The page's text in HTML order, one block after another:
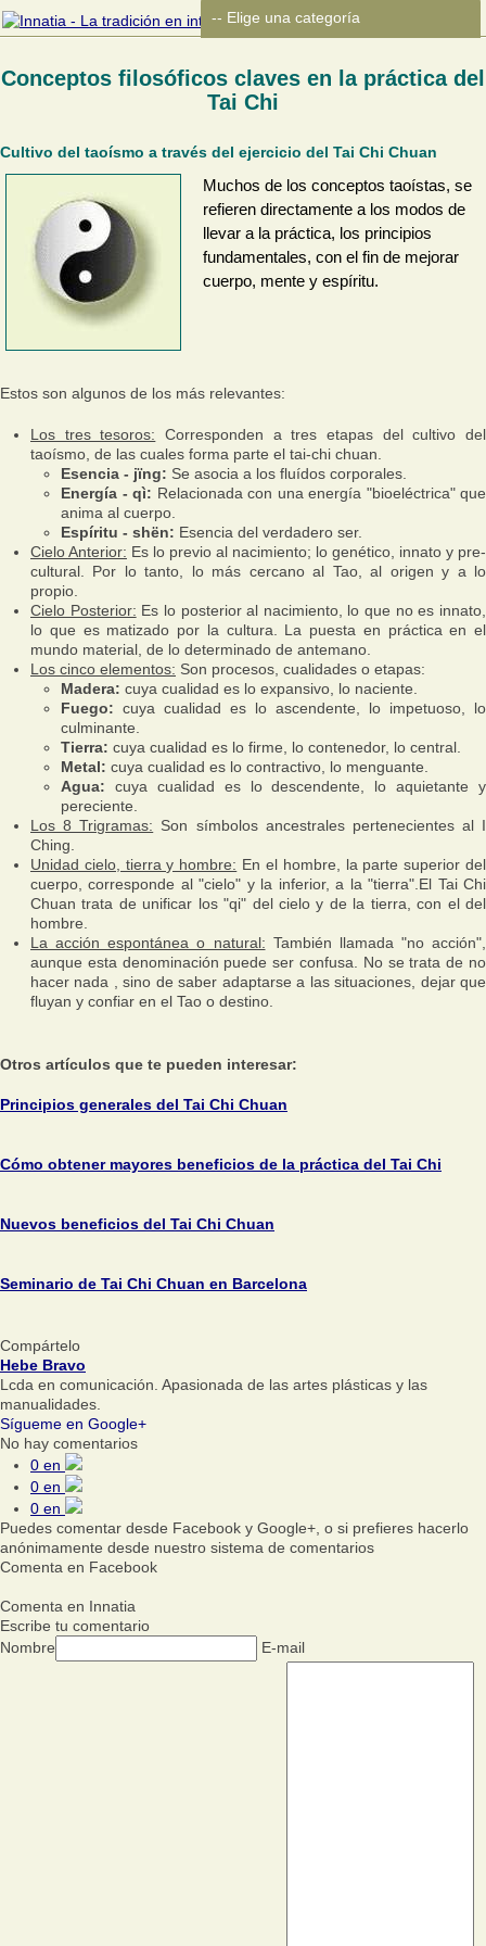
Conceptos filosóficos claves en la práctica del
Tai Chi
Cultivo del taoísmo a través del ejercicio del Tai Chi Chuan
Muchos de los conceptos taoístas, se
refieren directamente a los modos de
llevar a la práctica, los principios
fundamentales, con el fin de mejorar
cuerpo, mente y espíritu.
Estos son algunos de los más relevantes:
Los tres tesoros: Corresponden a tres etapas del cultivo del
taoísmo, de las cuales forma parte el tai-chi chuan.
Esencia - jïng: Se asocia a los fluídos corporales.
Energía - qì: Relacionada con una energía "bioeléctrica" que
anima al cuerpo.
Espíritu - shën: Esencia del verdadero ser.
Cielo Anterior: Es lo previo al nacimiento; lo genético, innato y pre-
cultural. Por lo tanto, lo más cercano al Tao, al origen y a lo
propio.
Cielo Posterior: Es lo posterior al nacimiento, lo que no es innato,
lo que es matizado por la cultura. La puesta en práctica en el
mundo material, de lo determinado de antemano.
Los cinco elementos: Son procesos, cualidades o etapas:
Madera: cuya cualidad es lo expansivo, lo naciente.
Fuego: cuya cualidad es lo ascendente, lo impetuoso, lo
culminante.
Tierra: cuya cualidad es lo firme, lo contenedor, lo central.
Metal: cuya cualidad es lo contractivo, lo menguante.
Agua: cuya cualidad es lo descendente, lo aquietante y
pereciente.
Los 8 Trigramas: Son símbolos ancestrales pertenecientes al I
Ching.
Unidad cielo, tierra y hombre: En el hombre, la parte superior del
cuerpo, corresponde al "cielo" y la inferior, a la "tierra".El Tai Chi
Chuan trata de unificar los "qi" del cielo y de la tierra, con el del
hombre.
La acción espontánea o natural: También llamada "no acción",
aunque esta denominación puede ser confusa. No se trata de no
hacer nada , sino de saber adaptarse a las situaciones, dejar que
fluyan y confiar en el Tao o destino.
Otros artículos que te pueden interesar:
Principios generales del Tai Chi Chuan
Cómo obtener mayores beneficios de la práctica del Tai Chi
Nuevos beneficios del Tai Chi Chuan
Seminario de Tai Chi Chuan en Barcelona
Compártelo
Hebe Bravo
Lcda en comunicación. Apasionada de las artes plásticas y las
manualidades.
Sígueme en Google+
No hay comentarios
0 en
0 en
0 en
Puedes comentar desde Facebook y Google+, o si prefieres hacerlo
anónimamente desde nuestro sistema de comentarios
Comenta en Facebook
Comenta en Innatia
Escribe tu comentario
Nombre
E-mail